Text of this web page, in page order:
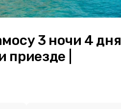
3 ночи 4 дня |
|